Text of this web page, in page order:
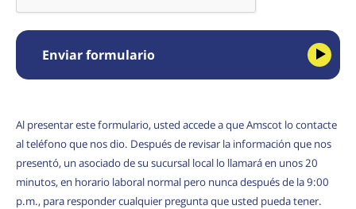
Enviar formulario
Al presentar este formulario, usted accede a que Amscot lo contacte
al teléfono que nos dio. Después de revisar la información que nos
presentó, un asociado de su sucursal local lo llamará en unos 20
minutos, en horario laboral normal pero nunca después de la 9:00
p.m., para responder cualquier pregunta que usted pueda tener.